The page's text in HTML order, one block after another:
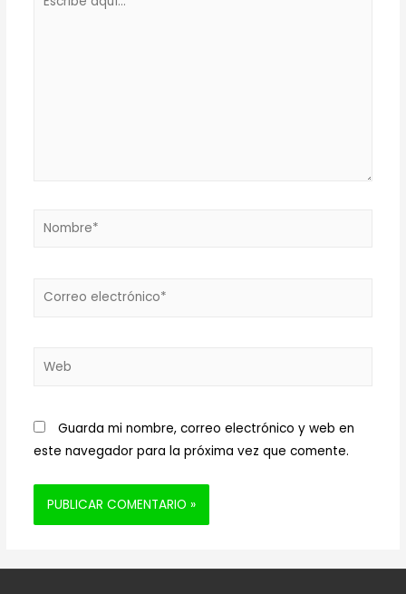
Nombre*
Correo
Web
Guarda mi nombre, correo electrónico y web en
este navegador para la próxima vez que comente.